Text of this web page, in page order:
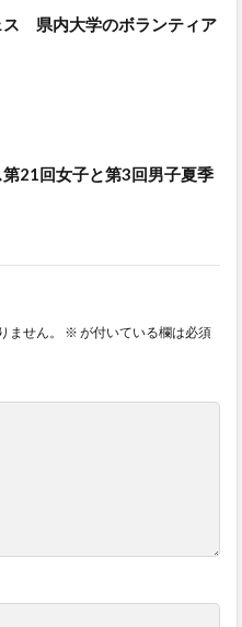
県内大学のボランティア
21回女子と第3回男子夏季
ません。 ※ が付いている欄は必須